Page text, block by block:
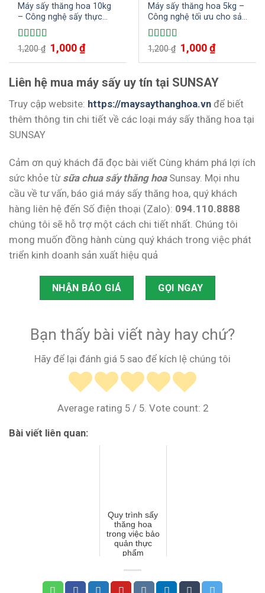
Máy sấy thăng hoa 10kg
– Công nghệ sấy thực
phẩm cao cấp, chất
lượng hiện nay
Được xếp
5
sao
1,200₫ 1,000₫
Máy sấy thăng hoa 5kg –
Công nghệ tối ưu cho sản
phẩm của bạn
Được xếp
5
sao
1,200₫ 1,000₫
Liên hệ mua máy sấy uy tín tại SUNSAY
Truy cập website: https://maysaythanghoa.vn để biết
thêm thông tin chi tiết về các loại máy sấy thăng hoa tại
SUNSAY
Cảm ơn quý khách đã đọc bài viết Cùng khám phá lợi ích
sức khỏe từ sữa chua sấy thăng hoaSunsay. Mọi nhu
cầu về tư vấn, báo giá máy sấy thăng hoa, quý khách
hàng liên hệ đến Số điện thoại (Zalo): 094.110.8888
chúng tôi sẽ hỗ trợ một cách chi tiết nhất. Chúng tôi
mong muốn đồng hành cùng quý khách trong việc phát
triển kinh doanh sản xuất hiệu quả
NHẬN BÁO GIÁ GỌI NGAY
Bạn thấy bài viết này hay chứ?
Hãy để lại đánh giá 5 sao để kích lệ chúng tôi
Average rating 5/ 5. Vote count: 2
Bài viết liên quan:
Quy trình sấy
thăng hoa
trong việc bảo
quản thực
phẩm